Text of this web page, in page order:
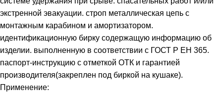
экстренной эвакуации. строп металлическая цепь с
монтажным карабином и амортизатором.
идентификационную бирку содержащую информацию об
изделии. выполненную в соответствии с ГОСТ Р ЕН 365.
паспорт-инструкцию с отметкой ОТК и гарантией
производителя(закреплен под биркой на кушаке).
Применение: